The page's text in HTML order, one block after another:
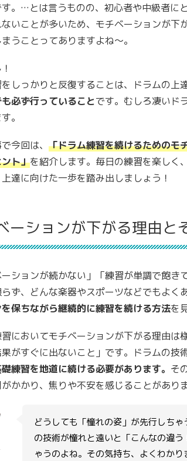
す。…とは言うものの、初心者や中級者に
いことが多いため、モチベーションが下
うことってありますよね〜。
しっかりと反復することは、ドラムの上
必ず行っていることです。むしろ凄いド
。
今回は、「ドラム練習を続けるためのモ
ト」を紹介します。毎日の練習を楽しく
達に向けた一歩を踏み出しましょう！
ーションが下がる理由と
ーションが続かない」「練習が単調で飽き
ず、どんな楽器やスポーツなどでもよく
保ちながら継続的に練習を続ける方法を
習においてモチベーションが下がる理由は
がすぐに出ないこと」です。ドラムの技
練習を地道に続ける必要があります。 そ
かかり、焦りや不安を感じることがありま
どうしても「憧れの姿」が先行しちゃ
の技術が憧れと遠いと「こんなの違う
ゃうのよね。その気持ち、よくわかり